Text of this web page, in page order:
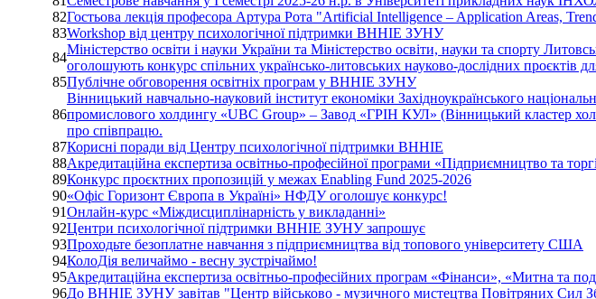
82Гостьова лекція професора Артура Рота "Artificial Intelligence – Application Areas,
83Workshop від центру психологічної підтримки ВННІЕ ЗУНУ
84
Міністерство освіти і науки України та Міністерство освіти, науки та спорту
оголошують конкурс спільних українсько-литовських науково-дослідних проєктів
85Публічне обговорення освітніх програм у ВННІЕ ЗУНУ
86
Вінницький навчально-науковий інститут економіки Західноукраїнського
промислового холдингу «UBC Group» – Завод «ГРІН КУЛ» (Вінницький кластер
про співпрацю.
87Корисні поради від Центру психологічної підтримки ВННІЕ
88Акредитаційна експертиза освітньо-професійної програми «Підприємництво та
89Конкурс проєктних пропозицій у межах Enabling Fund 2025-2026
90«Офіс Горизонт Європа в Україні» НФДУ оголошує конкурс!
91Онлайн-курс «Міждисциплінарність у викладанні»
92Центри психологічної підтримки ВННІЕ ЗУНУ запрошує
93Проходьте безоплатне навчання з підприємництва від топового університету США
94КолоДія величаймо - весну зустрічаймо!
95Акредитаційна експертиза освітньо-професійних програм «Фінанси», «Митна та
96До ВННІЕ ЗУНУ завітав "Центр військово - музичного мистецтва Повітряних Сил